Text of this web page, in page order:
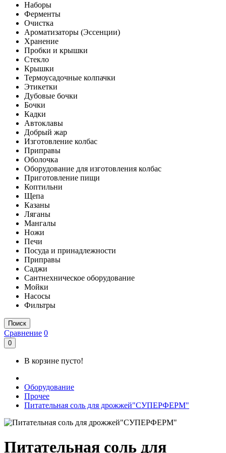
Наборы
Ферменты
Очистка
Ароматизаторы (Эссенции)
Хранение
Пробки и крышки
Стекло
Крышки
Термоусадочные колпачки
Этикетки
Дубовые бочки
Бочки
Кадки
Автоклавы
Добрый жар
Изготовление колбас
Приправы
Оболочка
Оборудование для изготовления колбас
Приготовление пищи
Коптильни
Щепа
Казаны
Ляганы
Мангалы
Ножи
Печи
Посуда и принадлежности
Приправы
Саджи
Сантнехническое оборудование
Мойки
Насосы
Фильтры
Поиск
Сравнение 0
0
В корзине пусто!
Оборудование
Прочее
Питательная соль для дрожжей"СУПЕРФЕРМ"
Питательная соль для